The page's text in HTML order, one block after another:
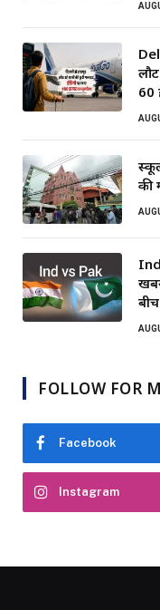
60
की
FOLLOW FOR
Facebook
Instagram